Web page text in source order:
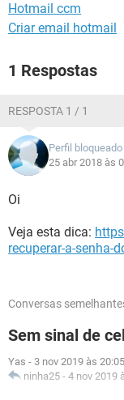
Hotmail ccm
Criar email hotmail
1 Respostas
RESPOSTA 1 / 1
Perfil bloqueado
25 abr 2018 às
Oi
Veja esta dica:
recuperar-a-senha-
Conversas
Sem sinal de
Yas - 3 nov 2019 às 20:05
ninha25 - 4 nov 2019